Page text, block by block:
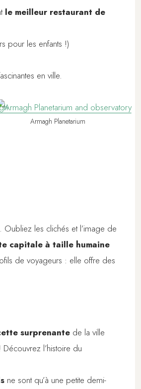
le meilleur restaurant de
pour les enfants !)
en ville.
Armagh Planetarium
Oubliez les clichés et l’image de
capitale à taille humaine
de voyageurs : elle offre des
surprenante de la ville
! Découvrez l’histoire du
ne sont qu’à une petite demi-